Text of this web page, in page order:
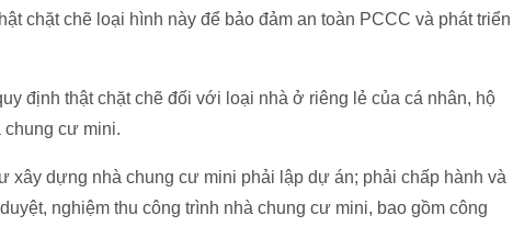
chặt chẽ loại hình này để bảo đảm an toàn PCCC và phát triển
định thật chặt chẽ đối với loại nhà ở riêng lẻ của cá nhân, hộ
cư mini.
xây dựng nhà chung cư mini phải lập dự án; phải chấp hành và
nghiệm thu công trình nhà chung cư mini, bao gồm công